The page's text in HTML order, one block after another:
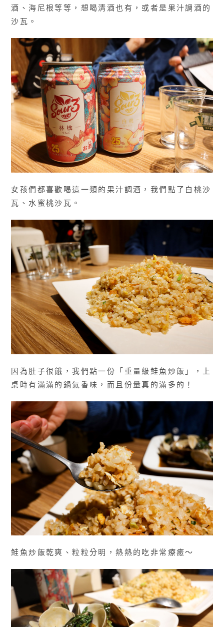
酒、海尼根等等，想喝清酒也有，或者是果汁調酒的
沙瓦。
女孩們都喜歡喝這一類的果汁調酒，我們點了白桃沙
瓦、水蜜桃沙瓦。
因為肚子很餓，我們點一份「重量級鮭魚炒飯」，上
桌時有滿滿的鍋氣香味，而且份量真的滿多的！
鮭魚炒飯乾爽、粒粒分明，熱熱的吃非常療癒～